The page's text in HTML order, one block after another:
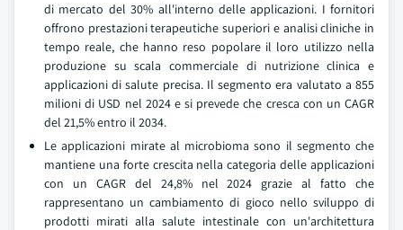
di mercato del 30% all'interno delle applicazioni. I fornitori
offrono prestazioni terapeutiche superiori e analisi cliniche in
tempo reale, che hanno reso popolare il loro utilizzo nella
produzione su scala commerciale di nutrizione clinica e
applicazioni di salute precisa. Il segmento era valutato a 855
milioni di USD nel 2024 e si prevede che cresca con un CAGR
del 21,5% entro il 2034.
Le applicazioni mirate al microbioma sono il segmento che
mantiene una forte crescita nella categoria delle applicazioni
con un CAGR del 24,8% nel 2024 grazie al fatto che
rappresentano un cambiamento di gioco nello sviluppo di
prodotti mirati alla salute intestinale con un'architettura